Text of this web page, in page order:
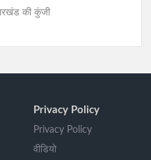
की कुंजी
Privacy Policy
Privacy Policy
वीडियो